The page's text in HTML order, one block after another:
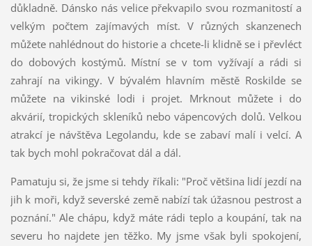
důkladně. Dánsko nás velice překvapilo svou rozmanitostí a
velkým počtem zajímavých míst. V různých skanzenech
můžete nahlédnout do historie a chcete-li klidně se i převléct
do dobových kostýmů. Místní se v tom vyžívají a rádi si
zahrají na vikingy. V bývalém hlavním městě Roskilde se
můžete na vikinské lodi i projet. Mrknout můžete i do
akvárií, tropických skleníků nebo vápencových dolů. Velkou
atrakcí je návštěva Legolandu, kde se zabaví malí i velcí. A
tak bych mohl pokračovat dál a dál.
Pamatuju si, že jsme si tehdy říkali: "Proč většina lidí jezdí na
jih k moři, když severské země nabízí tak úžasnou pestrost a
poznání." Ale chápu, když máte rádi teplo a koupání, tak na
severu ho najdete jen těžko. My jsme však byli spokojení,